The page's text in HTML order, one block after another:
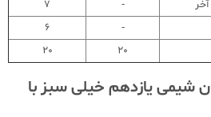
-
7
-
6
20
20
شیمی یازدهم خیلی سبز با